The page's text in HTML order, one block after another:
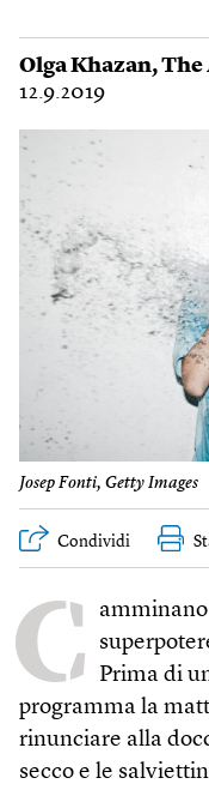
Olga Khazan,The
12.9.2019
Josep Fonti, Getty Images
Condividi
C
Prima di
programma la
rinunciare alla
secco e le